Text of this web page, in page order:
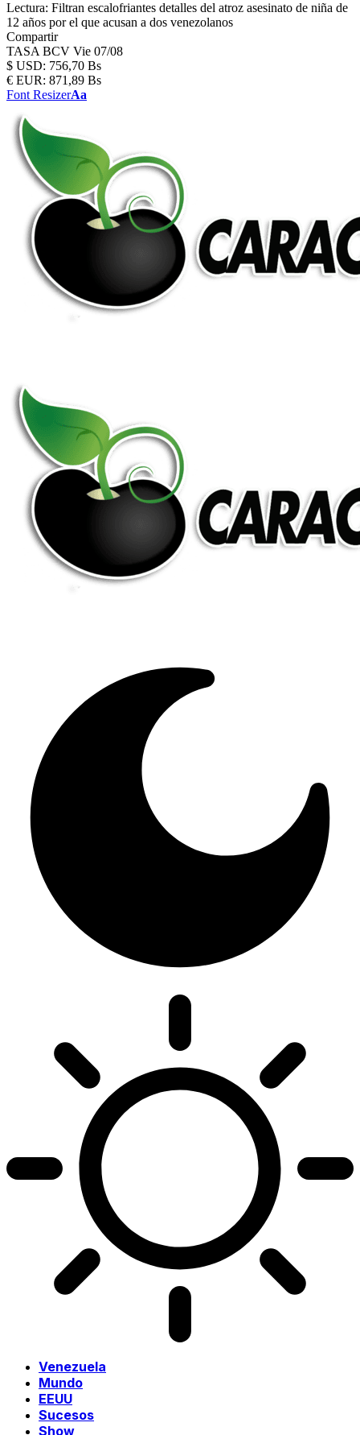
Lectura: Filtran escalofriantes detalles del atroz asesinato de niña de
12 años por el que acusan a dos venezolanos
Compartir
TASA BCV Vie 07/08
$ USD: 756,70 Bs
€ EUR: 871,89 Bs
Font ResizerAa
Venezuela
Mundo
EEUU
Sucesos
Show